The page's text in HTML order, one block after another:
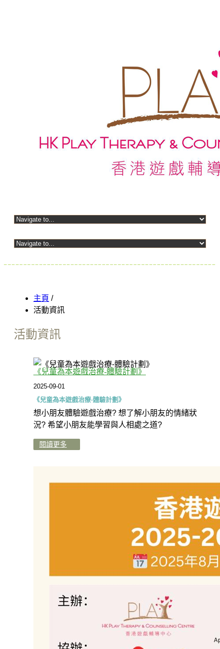
主頁
培訓及活動
資源中心
聯絡我們
主頁 /
活動資訊
活動資訊
《兒童為本遊戲治療-體驗計劃》
2025-09-01
《兒童為本遊戲治療-體驗計劃》
想小朋友體驗遊戲治療? 想了解小朋友的情緒狀
況? 希望小朋友能學習與人相處之道?
閱讀更多